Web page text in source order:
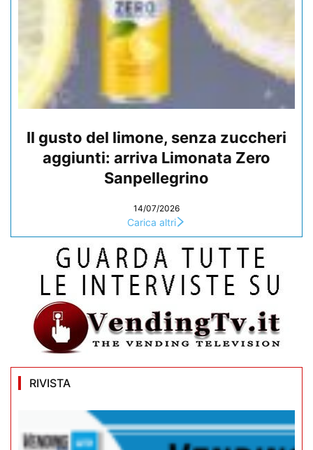
Il gusto del limone, senza zuccheri
aggiunti: arriva Limonata Zero
Sanpellegrino
14/07/2026
Carica altri
RIVISTA